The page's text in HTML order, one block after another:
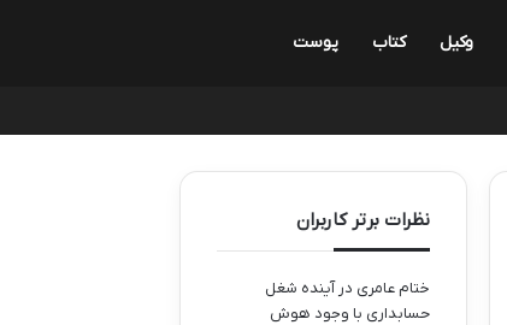
وکیل کتاب پوست
نظرات برتر کاربران
ختام عامری درآینده شغل
حسابداری با وجود هوش